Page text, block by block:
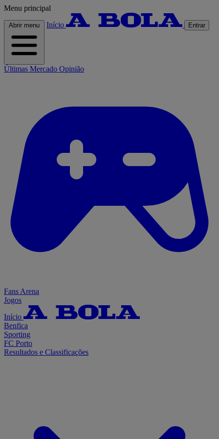
Menu principal
Abrir menu Início Entrar
Últimas Mercado Opinião
Fans Arena
Jogos
Início
Benfica
Sporting
FC Porto
Resultados e Classificações